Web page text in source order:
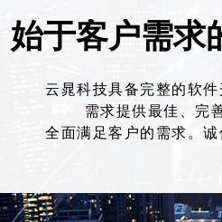
云晁科技具备完整的软
需求提供最佳、完
全面满足客户的需求。
始于客户需求